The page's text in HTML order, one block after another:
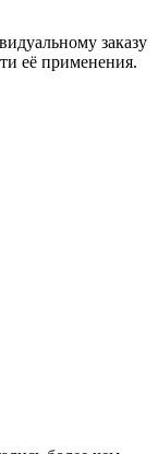
заказу
её применения.